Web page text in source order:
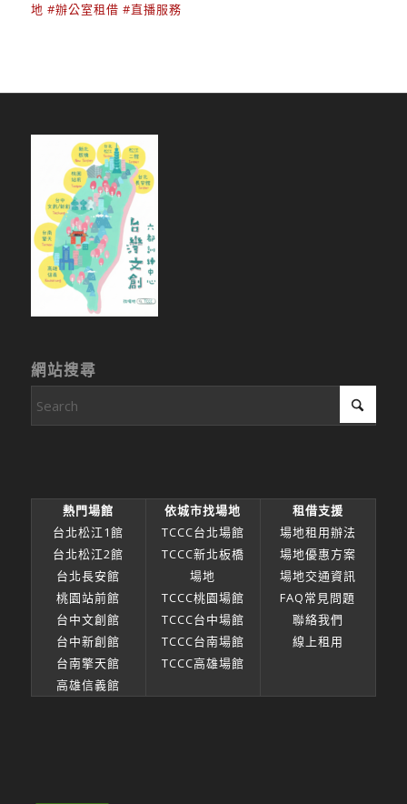
地 #辦公室租借 #直播服務
網站搜尋
熱門場館
台北松江1館
台北松江2館
台北長安館
桃園站前館
台中文創館
台中新創館
台南擎天館
高雄信義館
依城市找場地
TCCC台北場館
TCCC新北板橋
場地
TCCC桃園場館
TCCC台中場館
TCCC台南場館
TCCC高雄場館
租借支援
場地租用辦法
場地優惠方案
場地交通資訊
FAQ常見問題
聯絡我們
線上租用